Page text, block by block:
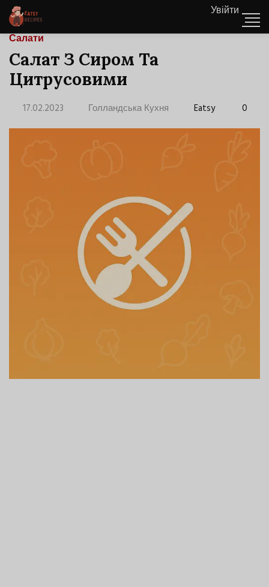
Увійти
Салати
Салат З Сиром Та
Цитрусовими
17.02.2023 Голландська Кухня Eatsy 0